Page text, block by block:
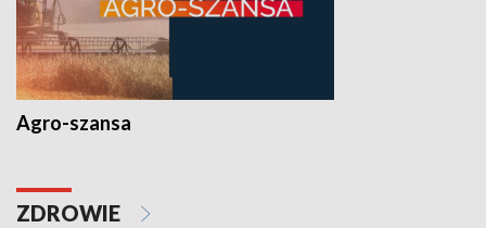
Agro-szansa
ZDROWIE